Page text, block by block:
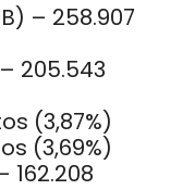
– 258.907
205.543
(3,87%)
(3,69%)
162.208